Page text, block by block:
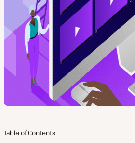
Table of Contents